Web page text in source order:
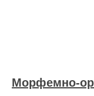
Морфемно-